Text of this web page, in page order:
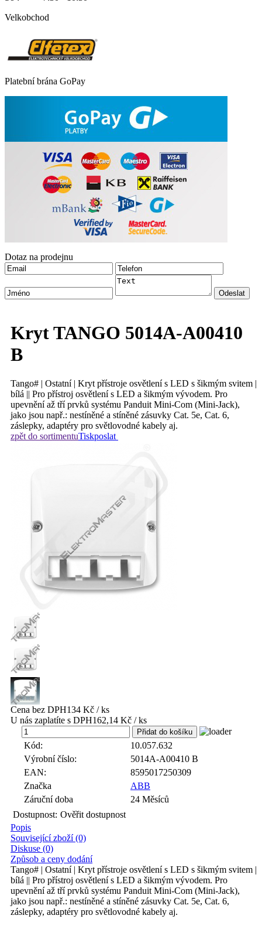
Velkobchod
Platební brána GoPay
Dotaz na prodejnu
Kryt TANGO 5014A-A00410
B
Tango# | Ostatní | Kryt přístroje osvětlení s LED s šikmým svitem |
bílá || Pro přístroj osvětlení s LED a šikmým vývodem. Pro
upevnění až tří prvků systému Panduit Mini-Com (Mini-Jack),
jako jsou např.: nestíněné a stíněné zásuvky Cat. 5e, Cat. 6,
záslepky, adaptéry pro světlovodné kabely aj.
zpět do sortimentuTiskposlat
Cena bez DPH134 Kč / ks
U nás zaplatíte s DPH162,14 Kč / ks
Kód:
10.057.632
Výrobní číslo:
5014A-A00410 B
EAN:
8595017250309
Značka
ABB
Záruční doba
24 Měsíců
Dostupnost: Ověřit dostupnost
Popis
Související zboží (0)
Diskuse (0)
Způsob a ceny dodání
Tango# | Ostatní | Kryt přístroje osvětlení s LED s šikmým svitem |
bílá || Pro přístroj osvětlení s LED a šikmým vývodem. Pro
upevnění až tří prvků systému Panduit Mini-Com (Mini-Jack),
jako jsou např.: nestíněné a stíněné zásuvky Cat. 5e, Cat. 6,
záslepky, adaptéry pro světlovodné kabely aj.